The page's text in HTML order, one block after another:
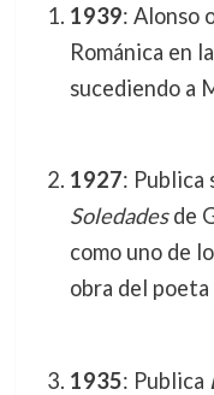
1939: Alonso
Románica en
sucediendo a
1927: Publica
Soledadesde
como uno de
obra del poeta
1935: Publica